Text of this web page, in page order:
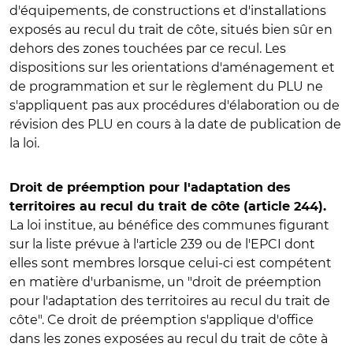
d'équipements, de constructions et d'installations
exposés au recul du trait de côte, situés bien sûr en
dehors des zones touchées par ce recul. Les
dispositions sur les orientations d'aménagement et
de programmation et sur le règlement du PLU ne
s'appliquent pas aux procédures d'élaboration ou de
révision des PLU en cours à la date de publication de
la loi.
Droit de préemption pour l'adaptation des
territoires au recul du trait de côte (article 244).
La loi institue, au bénéfice des communes figurant
sur la liste prévue à l'article 239 ou de l'EPCI dont
elles sont membres lorsque celui-ci est compétent
en matière d'urbanisme, un "droit de préemption
pour l'adaptation des territoires au recul du trait de
côte". Ce droit de préemption s'applique d'office
dans les zones exposées au recul du trait de côte à